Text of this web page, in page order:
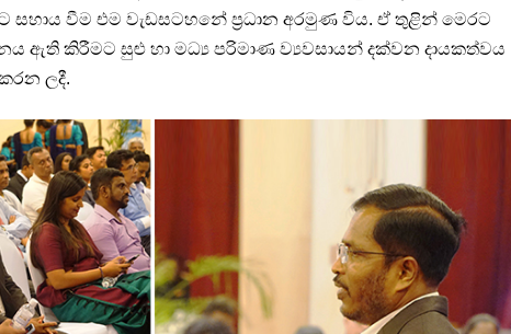
වීම එම වැඩසටහනේ ප්‍රධාන අරමුණ විය. ඒ තුළින් මෙරට
ඇති කිරීමට සුළු හා මධ්‍ය පරිමාණ ව්‍යවසායන් දක්වන දායකත්වය
ලදී.